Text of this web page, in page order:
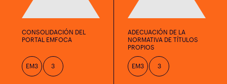
CONSOLIDACIÓN DEL
PORTAL EMFOCA
EM3 3
ADECUACIÓN DE LA
NORMATIVA DE TÍTULOS
PROPIOS
EM3 3